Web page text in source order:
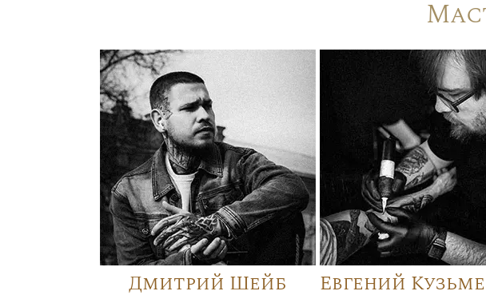
Дмитрий Шейб Евгений